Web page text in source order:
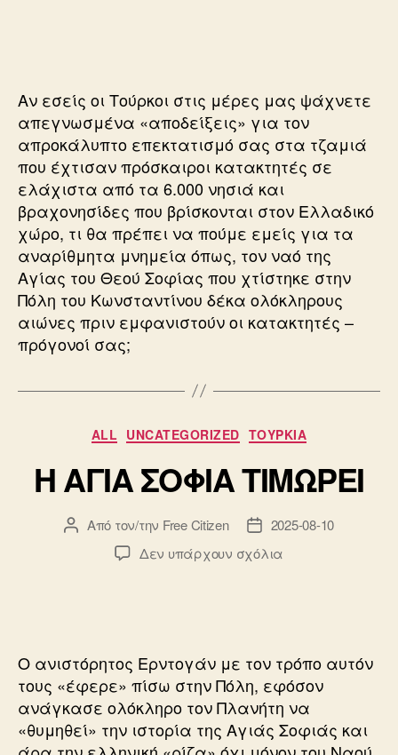
ΔΗΜΟΚΡΑΤΙΑΣ
Ρ.
Τ.
Ερντογάν
Αν εσείς οι Τούρκοι στις μέρες μας ψάχνετε
απεγνωσμένα «αποδείξεις» για τον
απροκάλυπτο επεκτατισμό σας στα τζαμιά
που έχτισαν πρόσκαιροι κατακτητές σε
ελάχιστα από τα 6.000 νησιά και
βραχονησίδες που βρίσκονται στον Ελλαδικό
χώρο, τι θα πρέπει να πούμε εμείς για τα
αναρίθμητα μνημεία όπως, τον ναό της
Αγίας του Θεού Σοφίας που χτίστηκε στην
Πόλη του Κωνσταντίνου δέκα ολόκληρους
αιώνες πριν εμφανιστούν οι κατακτητές –
πρόγονοί σας;
Κατηγορίες
ALL UNCATEGORIZED ΤΟΥΡΚΙΑ
Η ΑΓΙΑ ΣΟΦΙΑ ΤΙΜΩΡΕΙ
Συντάκτης
άρθρου
Από τον/την Free Citizen
Ημ.
δημοσίευσης
2025-08-10
Δεν υπάρχουν σχόλια
Ο ανιστόρητος Ερντογάν με τον τρόπο αυτόν
τους «έφερε» πίσω στην Πόλη, εφόσον
ανάγκασε ολόκληρο τον Πλανήτη να
«θυμηθεί» την ιστορία της Αγιάς Σοφιάς και